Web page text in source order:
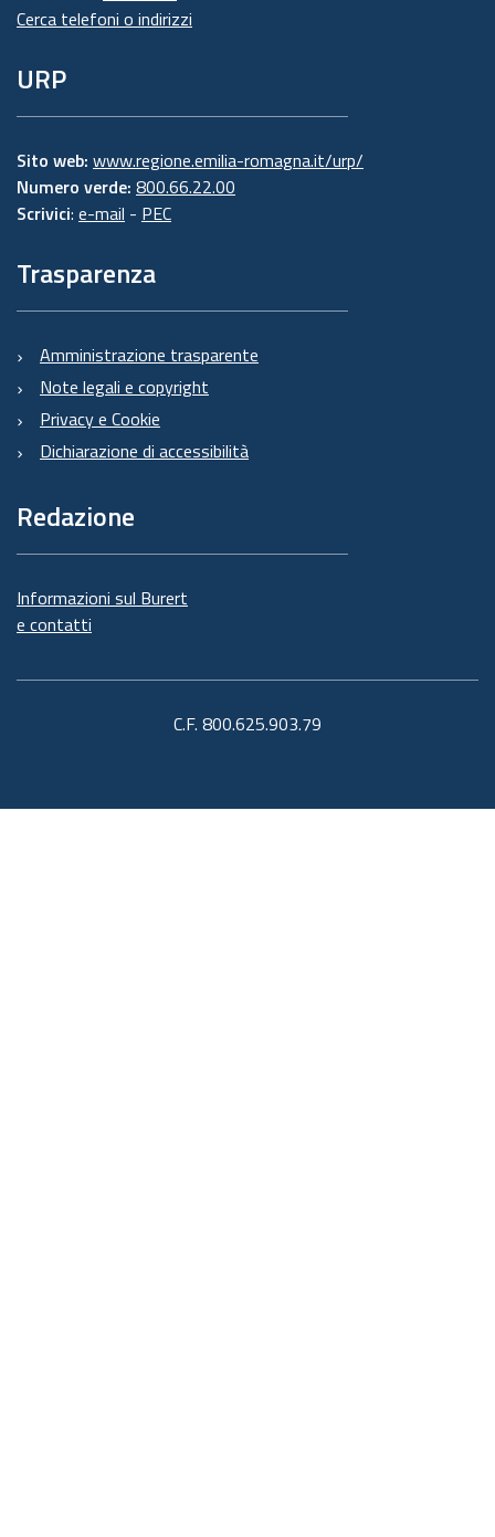
Cerca telefoni o indirizzi
URP
Sito web: www.regione.emilia-romagna.it/urp/
Numero verde: 800.66.22.00
Scrivici: e-mail - PEC
Trasparenza
Amministrazione trasparente
Note legali e copyright
Privacy e Cookie
Dichiarazione di accessibilità
Redazione
Informazioni sul Burert
e contatti
C.F. 800.625.903.79